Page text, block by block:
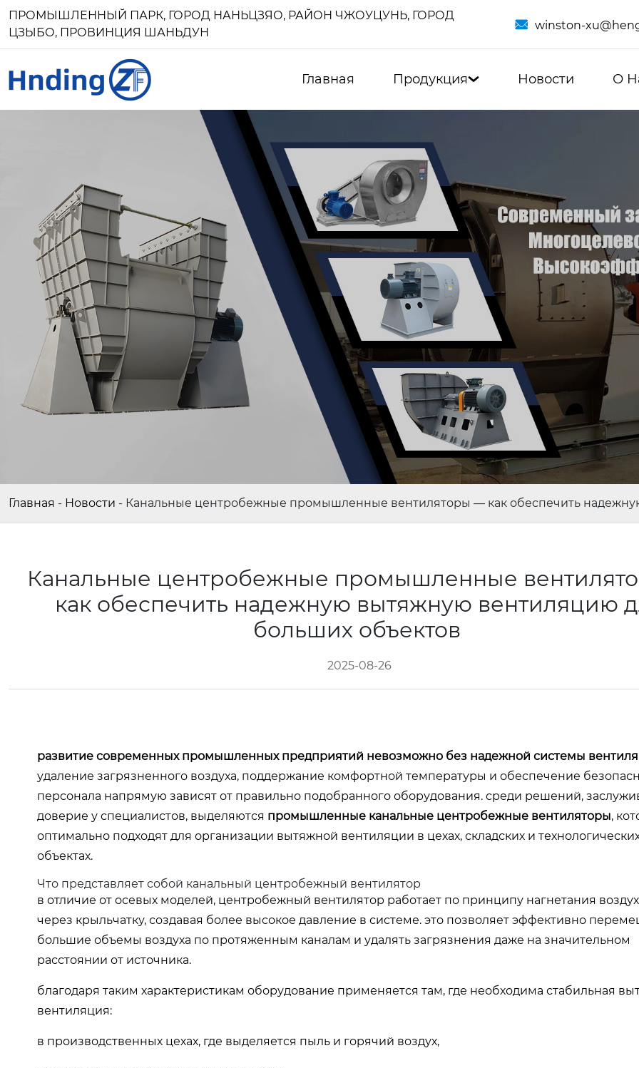
ПРОМЫШЛЕННЫЙ ПАРК, ГОРОД НАНЬЦЗЯО, РАЙОН ЧЖОУЦУНЬ, ГОРОД
ЦЗЫБО, ПРОВИНЦИЯ ШАНЬДУН
 winston-
Главная Продукция Новости О
Главная - Новости - Канальные центробежные промышленные вентиляторы — как обеспечить
Канальные центробежные промышленные
как обеспечить надежную вытяжную вентиляцию
больших объектов
2025-08-26
развитие современных промышленных предприятий невозможно без надежной системы
удаление загрязненного воздуха, поддержание комфортной температуры и обеспечение
персонала напрямую зависят от правильно подобранного оборудования. среди решений,
доверие у специалистов, выделяются промышленные канальные центробежные вентиляторы,
оптимально подходят для организации вытяжной вентиляции в цехах, складских и
объектах.
Что представляет собой канальный центробежный вентилятор
в отличие от осевых моделей, центробежный вентилятор работает по принципу нагнетания
через крыльчатку, создавая более высокое давление в системе. это позволяет эффективно
большие объемы воздуха по протяженным каналам и удалять загрязнения даже на значительном
расстоянии от источника.
благодаря таким характеристикам оборудование применяется там, где необходима стабильная
вентиляция:
в производственных цехах, где выделяется пыль и горячий воздух,